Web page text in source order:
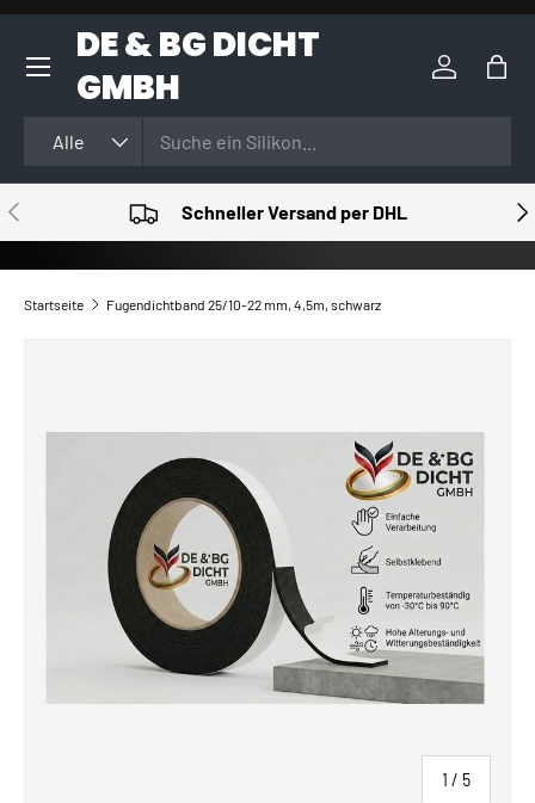
DIREKT ZUM INHALT
DE & BG DICHT
GMBH
Alle
Einloggen
VORHERIGE Schneller Versand per DHL
Startseite Fugendichtband 25/10-22 mm, 4,5m, schwarz
1 / von
5